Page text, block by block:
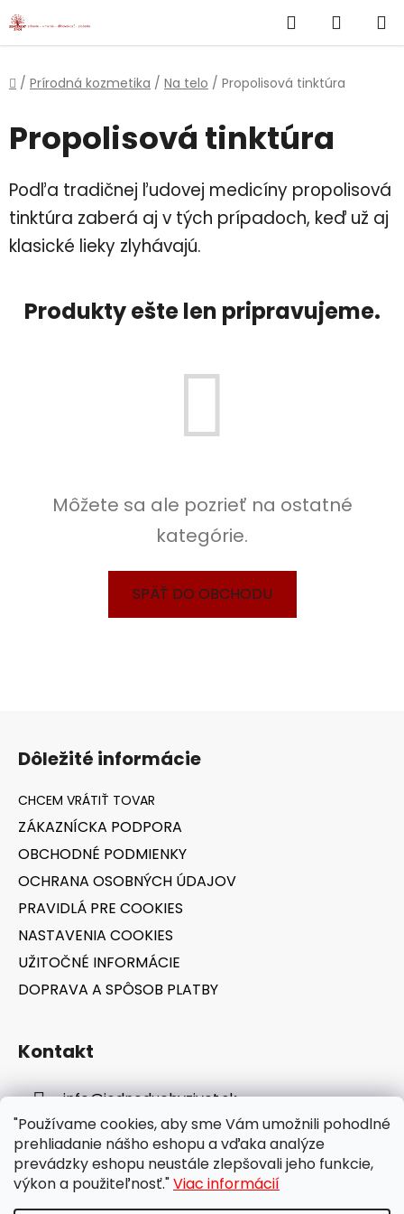
"Používame cookies, aby sme Vám umožnili pohodlné
prehliadanie nášho eshopu a vďaka analýze
prevádzky eshopu neustále zlepšovali jeho funkcie,
výkon a použiteľnosť."Viac informácií
Prejsť
na
Hľadať
KOŠÍK
Domov
/ Prírodná kozmetika / Na telo / Propolisová tinktúra
Propolisová tinktúra
Podľa tradičnej ľudovej medicíny propolisová
tinktúra zaberá aj v tých prípadoch, keď už aj
klasické lieky zlyhávajú.
Produkty ešte len pripravujeme.
Môžete sa ale pozrieť na ostatné
kategórie.
SPÄŤ DO OBCHODU
Dôležité informácie
ZÁKAZNÍCKA PODPORA
OBCHODNÉ PODMIENKY
OCHRANA OSOBNÝCH ÚDAJOV
PRAVIDLÁ PRE COOKIES
NASTAVENIA COOKIES
UŽITOČNÉ INFORMÁCIE
DOPRAVA A SPÔSOB PLATBY
Kontakt
info@jednoduchyzivot.sk
E-shop: 0948 647 767